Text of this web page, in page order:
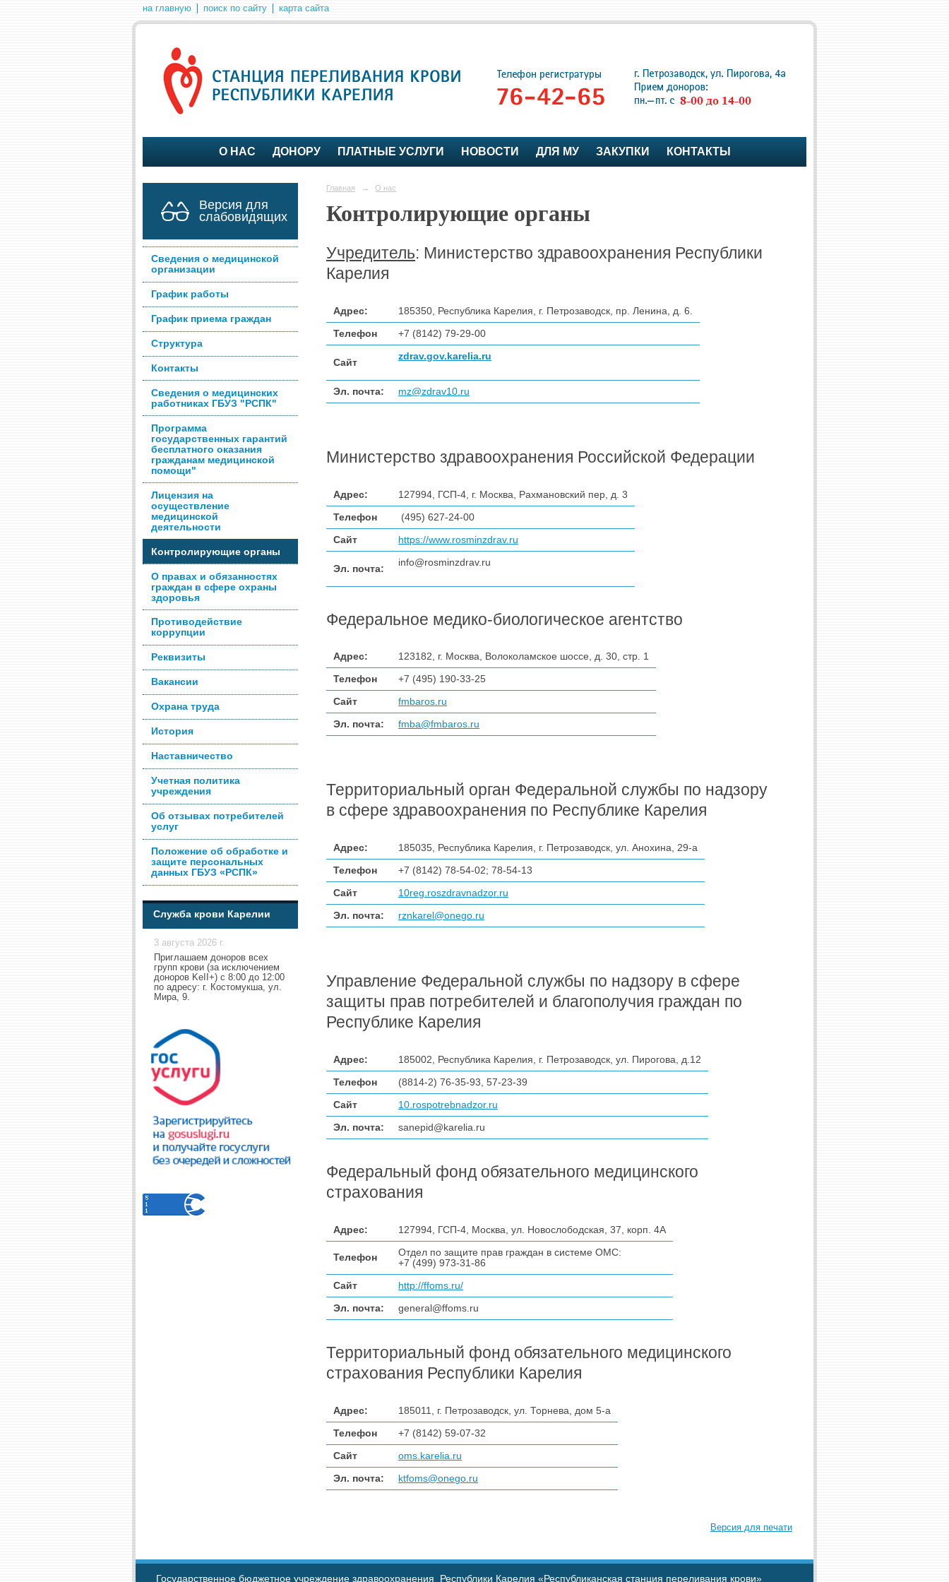
на главную поиск по сайту карта сайта
О НАС ДОНОРУ ПЛАТНЫЕ УСЛУГИ НОВОСТИ ДЛЯ МУ ЗАКУПКИ КОНТАКТЫ
Версия для
слабовидящих
Сведения о медицинской
организации
График работы
График приема граждан
Cтруктура
Контакты
Сведения о медицинских
работниках ГБУЗ "РСПК"
Программа
государственных гарантий
бесплатного оказания
гражданам медицинской
помощи"
Лицензия на
осуществление
медицинской
деятельности
Контролирующие органы
О правах и обязанностях
граждан в сфере охраны
здоровья
Противодействие
коррупции
Реквизиты
Вакансии
Охрана труда
История
Наставничество
Учетная политика
учреждения
Об отзывах потребителей
услуг
Положение об обработке и
защите персональных
данных ГБУЗ «РСПК»
Служба крови Карелии
3 августа 2026 г.
Приглашаем доноров всех
групп крови (за исключением
доноров KeII+) с 8:00 до 12:00
по адресу: г. Костомукша, ул.
Мира, 9.
Главная → О нас
Контролирующие органы
Учредитель: Министерство здравоохранения Республики
Карелия
Адрес: 185350, Республика Карелия, г. Петрозаводск, пр. Ленина, д. 6.
Телефон +7 (8142) 79-29-00
Сайт
zdrav.gov.karelia.ru
Эл. почта: mz@zdrav10.ru
Министерство здравоохранения Российской Федерации
Адрес: 127994, ГСП-4, г. Москва, Рахмановский пер, д. 3
Телефон (495) 627-24-00
Сайт https://www.rosminzdrav.ru
Эл. почта:
info@rosminzdrav.ru
Федеральное медико-биологическое агентство
Адрес: 123182, г. Москва, Волоколамское шоссе, д. 30, стр. 1
Телефон +7 (495) 190-33-25
Сайт fmbaros.ru
Эл. почта: fmba@fmbaros.ru
Территориальный орган Федеральной службы по надзору
в сфере здравоохранения по Республике Карелия
Адрес: 185035, Республика Карелия, г. Петрозаводск, ул. Анохина, 29-а
Телефон +7 (8142) 78-54-02; 78-54-13
Сайт 10reg.roszdravnadzor.ru
Эл. почта: rznkarel@onego.ru
Управление Федеральной службы по надзору в сфере
защиты прав потребителей и благополучия граждан по
Республике Карелия
Адрес: 185002, Республика Карелия, г. Петрозаводск, ул. Пирогова, д.12
Телефон (8814-2) 76-35-93, 57-23-39
Сайт 10.rospotrebnadzor.ru
Эл. почта: sanepid@karelia.ru
Федеральный фонд обязательного медицинского
страхования
Адрес: 127994, ГСП-4, Москва, ул. Новослободская, 37, корп. 4А
Телефон
Отдел по защите прав граждан в системе ОМС:
+7 (499) 973-31-86
Сайт http://ffoms.ru/
Эл. почта: general@ffoms.ru
Территориальный фонд обязательного медицинского
страхования Республики Карелия
Адрес: 185011, г. Петрозаводск, ул. Торнева, дом 5-а
Телефон +7 (8142) 59-07-32
Сайт oms.karelia.ru
Эл. почта: ktfoms@onego.ru
Версия для печати
Государственное бюджетное учреждение здравоохранения Республики Карелия «Республиканская станция переливания крови»